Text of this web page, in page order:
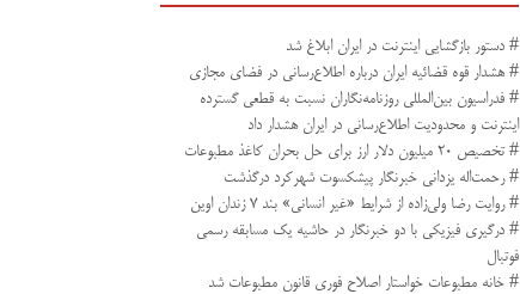
# دستور بازگشایی اینترنت در ایران ابلاغ شد
# هشدار قوه قضائیه ایران درباره اطلاع‌رسانی در فضای مجازی
# فدراسیون بین‌المللی روزنامه‌نگاران نسبت به قطعی گسترده
اینترنت و محدودیت اطلاع‌رسانی در ایران هشدار داد
# تخصیص ۲۰ میلیون دلار ارز برای حل بحران کاغذ مطبوعات
# رحمت‌اله یزدانی خبرنگار پیشکسوت شهرکرد درگذشت
# روایت رضا ولی‌زاده از شرایط «غیر انسانی» بند ۷ زندان اوین
# درگیری فیزیکی با دو خبرنگار در حاشیه یک مسابقه رسمی
فوتبال
# خانه مطبوعات خواستار اصلاح فوری قانون مطبوعات شد